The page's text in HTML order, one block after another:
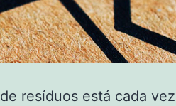
resíduos está cada